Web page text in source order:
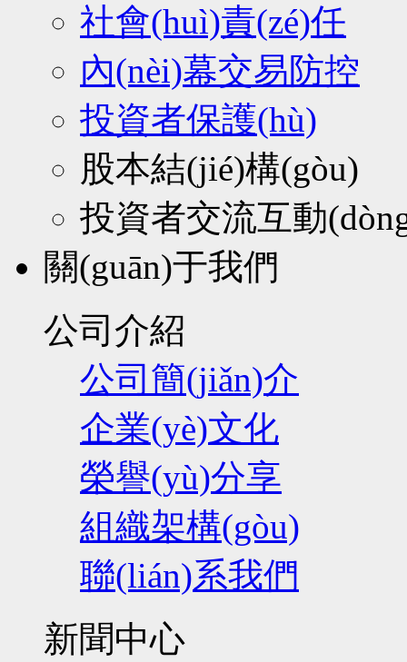
社會(huì)責(zé)任
內(nèi)幕交易防控
投資者保護(hù)
股本結(jié)構(gòu)
投資者交流互動
關(guān)于我們
公司介紹
公司簡(jiǎn)介
企業(yè)文化
榮譽(yù)分享
組織架構(gòu)
聯(lián)系我們
新聞中心